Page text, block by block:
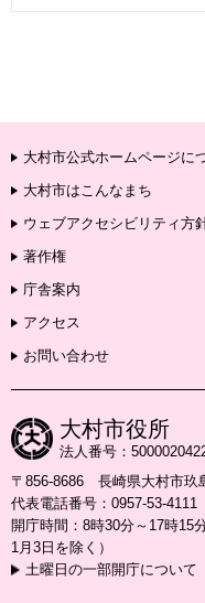
大村市公式ホームページに
大村市はこんなまち
ウェブアクセシビリティ方
著作権
庁舎案内
アクセス
お問い合わせ
大村市役所
法人番号：
〒856-8686 長崎県大村市玖
代表電話番号：0957-53-4111
開庁時間：8時30分～17時15
1月3日を除く）
土曜日の一部開庁について